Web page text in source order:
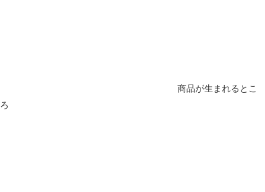
商品が生まれるとこ
ろ